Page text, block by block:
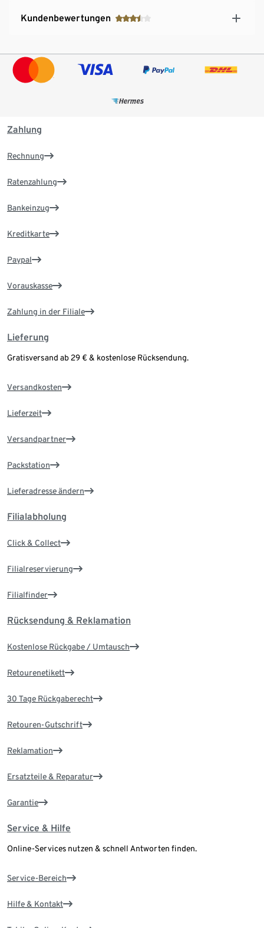
Kundenbewertungen
Zahlung
Rechnung
Ratenzahlung
Bankeinzug
Kreditkarte
Paypal
Vorauskasse
Zahlung in der Filiale
Lieferung
Gratisversand ab 29 € & kostenlose Rücksendung.
Versandkosten
Lieferzeit
Versandpartner
Packstation
Lieferadresse ändern
Filialabholung
Click & Collect
Filialreservierung
Filialfinder
Rücksendung & Reklamation
Kostenlose Rückgabe / Umtausch
Retourenetikett
30 Tage Rückgaberecht
Retouren-Gutschrift
Reklamation
Ersatzteile & Reparatur
Garantie
Service & Hilfe
Online-Services nutzen & schnell Antworten finden.
Service-Bereich
Hilfe & Kontakt